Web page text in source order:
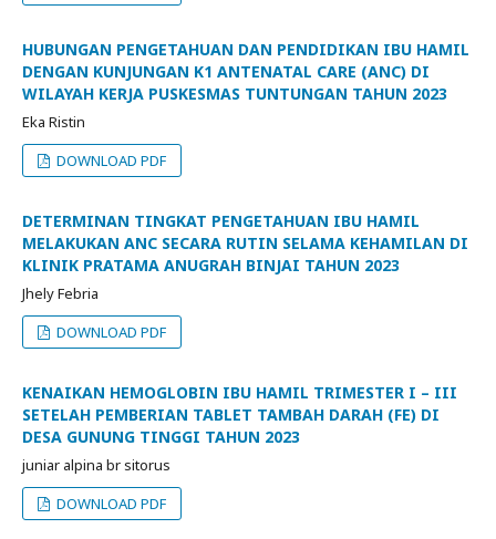
HUBUNGAN PENGETAHUAN DAN PENDIDIKAN IBU HAMIL
DENGAN KUNJUNGAN K1 ANTENATAL CARE (ANC) DI
WILAYAH KERJA PUSKESMAS TUNTUNGAN TAHUN 2023
Eka Ristin
DOWNLOAD PDF
DETERMINAN TINGKAT PENGETAHUAN IBU HAMIL
MELAKUKAN ANC SECARA RUTIN SELAMA KEHAMILAN DI
KLINIK PRATAMA ANUGRAH BINJAI TAHUN 2023
Jhely Febria
DOWNLOAD PDF
KENAIKAN HEMOGLOBIN IBU HAMIL TRIMESTER I – III
SETELAH PEMBERIAN TABLET TAMBAH DARAH (FE) DI
DESA GUNUNG TINGGI TAHUN 2023
juniar alpina br sitorus
DOWNLOAD PDF